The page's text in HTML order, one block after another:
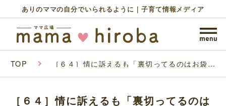
ありのママの自分でいられるように｜子育て情報メディア
TOP ［６４］情に訴えるも「裏切ってるのはお袋」
達｜岡田ももえと申します
［６４］情に訴えるも「裏切ってるのは